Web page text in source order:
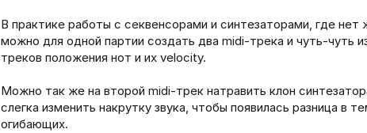
В практике работы с секвенсорами и синтезаторами, где нет
можно для одной партии создать два midi-трека и чуть-чуть
треков положения нот и их velocity.
Можно так же на второй midi-трек натравить клон
слегка изменить накрутку звука, чтобы появилась разница в
огибающих.